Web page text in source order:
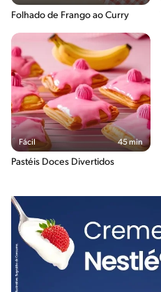
Folhado de Frango ao Curry
Fácil 45 min
Pastéis Doces Divertidos